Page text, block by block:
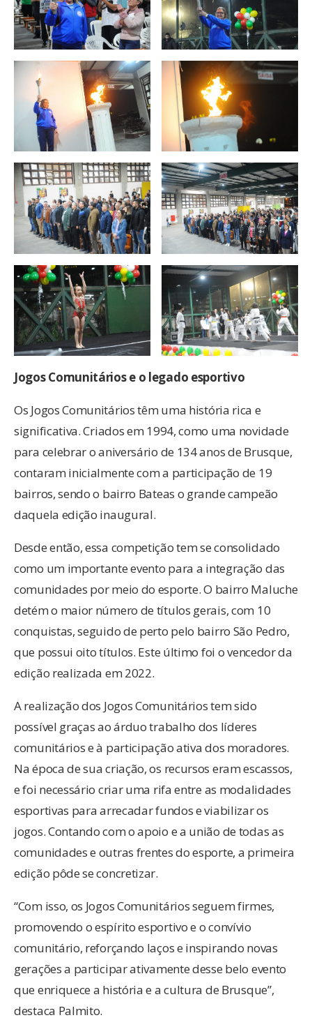
Jogos Comunitários e o legado esportivo
Os Jogos Comunitários têm uma história rica e
significativa. Criados em 1994, como uma novidade
para celebrar o aniversário de 134 anos de Brusque,
contaram inicialmente com a participação de 19
bairros, sendo o bairro Bateas o grande campeão
daquela edição inaugural.
Desde então, essa competição tem se consolidado
como um importante evento para a integração das
comunidades por meio do esporte. O bairro Maluche
detém o maior número de títulos gerais, com 10
conquistas, seguido de perto pelo bairro São Pedro,
que possui oito títulos. Este último foi o vencedor da
edição realizada em 2022.
A realização dos Jogos Comunitários tem sido
possível graças ao árduo trabalho dos líderes
comunitários e à participação ativa dos moradores.
Na época de sua criação, os recursos eram escassos,
e foi necessário criar uma rifa entre as modalidades
esportivas para arrecadar fundos e viabilizar os
jogos. Contando com o apoio e a união de todas as
comunidades e outras frentes do esporte, a primeira
edição pôde se concretizar.
“Com isso, os Jogos Comunitários seguem firmes,
promovendo o espírito esportivo e o convívio
comunitário, reforçando laços e inspirando novas
gerações a participar ativamente desse belo evento
que enriquece a história e a cultura de Brusque”,
destaca Palmito.